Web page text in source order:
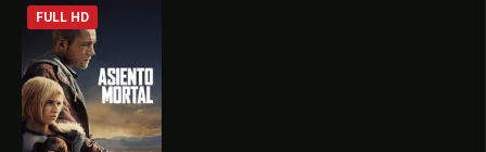
FULL HD